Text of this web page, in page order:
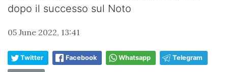
dopo il successo sul Noto
05 June 2022, 13:41
Twitter Facebook Whatsapp Telegram